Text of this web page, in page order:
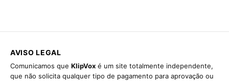
AVISO LEGAL
Comunicamos que KlipVox é um site totalmente independente,
que não solicita qualquer tipo de pagamento para aprovação ou